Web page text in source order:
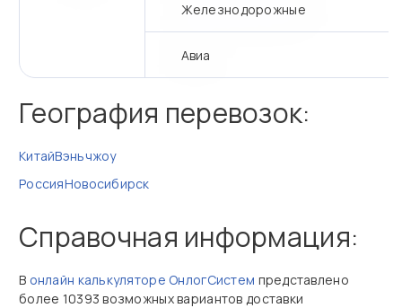
Железнодорожные
Авиа
География перевозок:
КитайВэньчжоу
РоссияНовосибирск
Справочная информация:
В онлайн калькуляторе ОнлогСистем представлено
более 10393 возможных вариантов доставки